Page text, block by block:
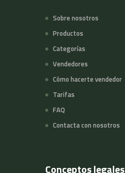
Sobre nosotros
Productos
Categorías
Vendedores
Cómo hacerte vendedor
Tarifas
FAQ
Contacta con nosotros
Conceptos legales